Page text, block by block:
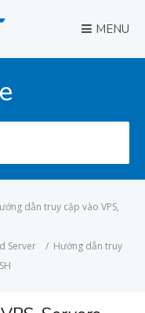
MENU
dẫn truy cập vào VPS,
Server / Hướng dẫn truy